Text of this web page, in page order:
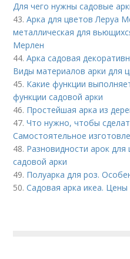
Для чего нужны садовые
43.Арка для цветов Леруа
металлическая для
Мерлен
44.Арка садовая
Виды материалов арки для
45. Какие функции
функции садовой арки
46. Простейшая арка из
47.Что нужно, чтобы
Самостоятельное
48. Разновидности арок
садовой арки
49. Полуарка для роз.
50.Садовая арка икеа.